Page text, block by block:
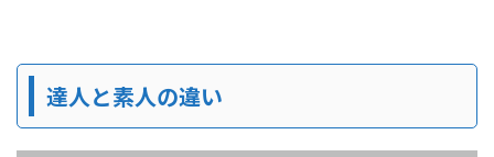
達人と素人の違い